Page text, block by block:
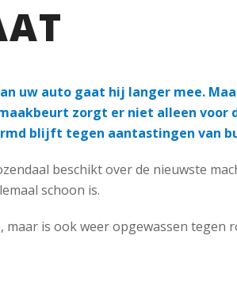
uw auto gaat hij langer mee.
zorgt er niet alleen
blijft tegen aantastingen van
beschikt over de nieuwste
schoon is.
is ook weer opgewassen tegen